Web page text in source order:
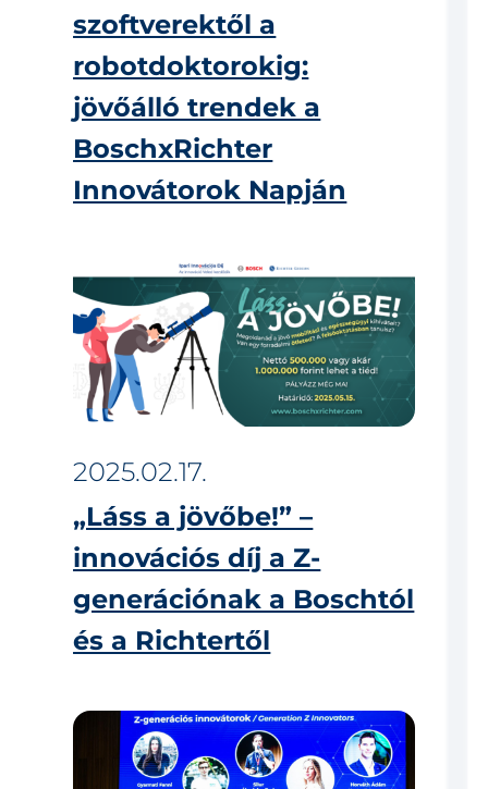
szoftverektől a
robotdoktorokig:
jövőálló trendek a
BoschxRichter
Innovátorok Napján
2025.02.17.
„Láss a jövőbe!” –
innovációs díj a Z-
generációnak a Boschtól
és a Richtertől